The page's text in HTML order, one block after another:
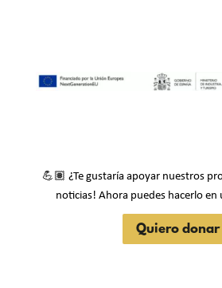
💪🏽 ¿Te gustaría apoyar nuestros
noticias! Ahora puedes hacerlo
Quiero donar